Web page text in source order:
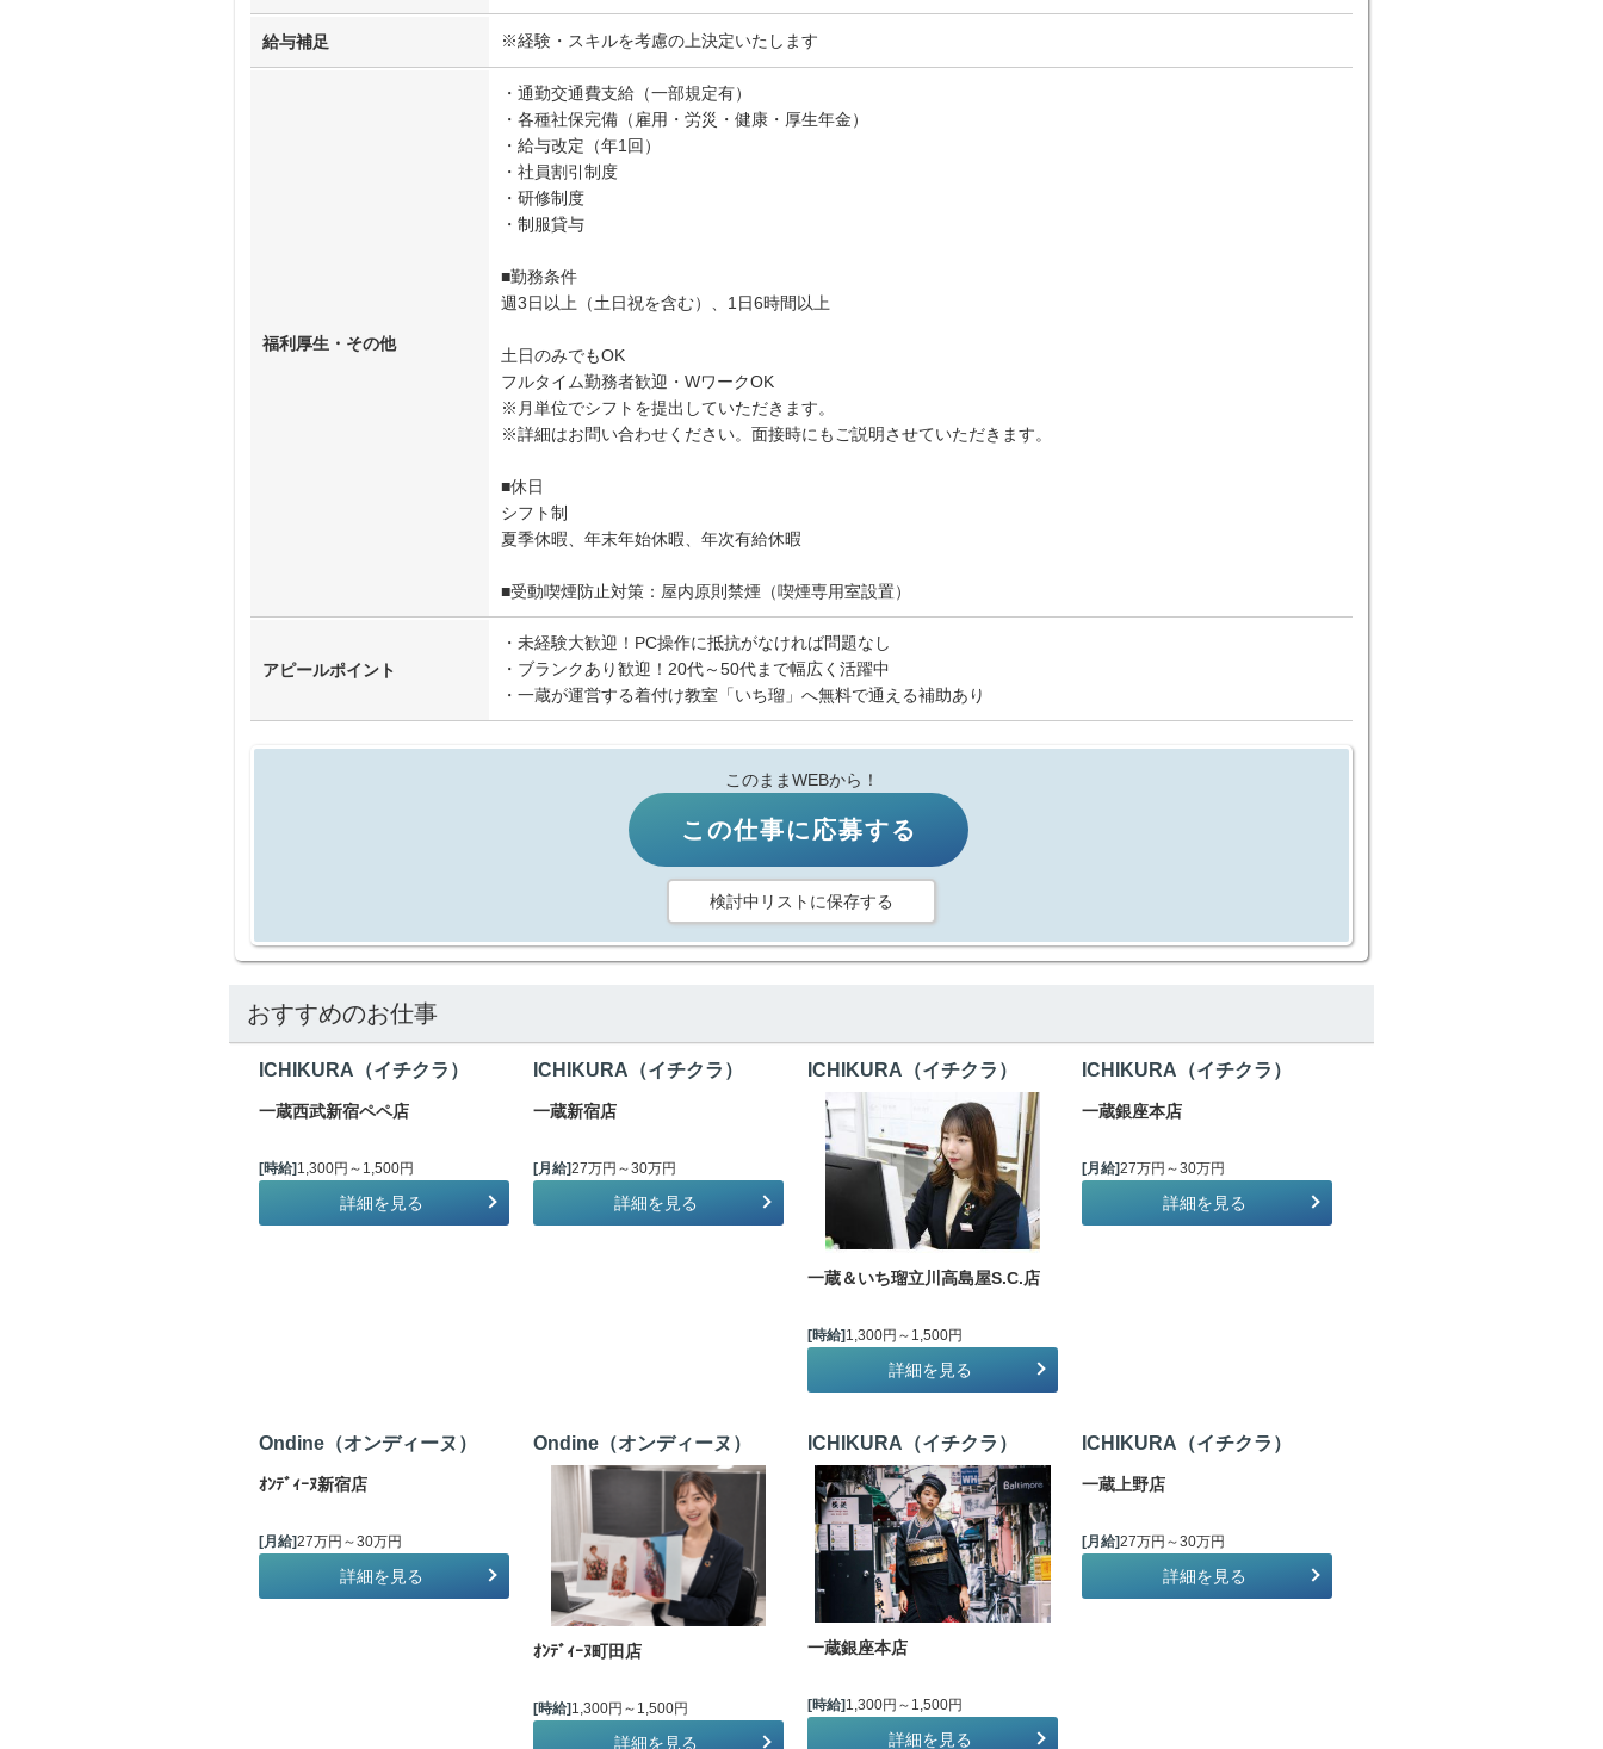
給与補足 ※経験・スキルを考慮の上決定いたします
福利厚生・その他
・通勤交通費支給（一部規定有）
・各種社保完備（雇用・労災・健康・厚生年金）
・給与改定（年1回）
・社員割引制度
・研修制度
・制服貸与
■勤務条件
週3日以上（土日祝を含む）、1日6時間以上
土日のみでもOK
フルタイム勤務者歓迎・WワークOK
※月単位でシフトを提出していただきます。
※詳細はお問い合わせください。面接時にもご説明させていただきます。
■休日
シフト制
夏季休暇、年末年始休暇、年次有給休暇
■受動喫煙防止対策：屋内原則禁煙（喫煙専用室設置）
アピールポイント
・未経験大歓迎！PC操作に抵抗がなければ問題なし
・ブランクあり歓迎！20代～50代まで幅広く活躍中
・一蔵が運営する着付け教室「いち瑠」へ無料で通える補助あり
このままWEBから！
この仕事に応募する
検討中リストに保存する
おすすめのお仕事
ICHIKURA（イチクラ）
一蔵西武新宿ペペ店
[時給] 1,300円～1,500円
詳細を見る
ICHIKURA（イチクラ）
一蔵新宿店
[月給]27万円～30万円
詳細を見る
ICHIKURA（イチクラ）
一蔵＆いち瑠立川高島屋S.C.店
[時給] 1,300円～1,500円
詳細を見る
ICHIKURA（イチクラ）
一蔵銀座本店
[月給]27万円～30万円
詳細を見る
Ondine（オンディーヌ）
ｵﾝﾃﾞｨｰﾇ新宿店
[月給]27万円～30万円
詳細を見る
Ondine（オンディーヌ）
ｵﾝﾃﾞｨｰﾇ町田店
[時給] 1,300円～1,500円
詳細を見る
ICHIKURA（イチクラ）
一蔵銀座本店
[時給] 1,300円～1,500円
詳細を見る
ICHIKURA（イチクラ）
一蔵上野店
[月給]27万円～30万円
詳細を見る